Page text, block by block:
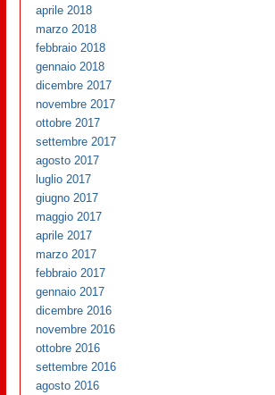
aprile 2018
marzo 2018
febbraio 2018
gennaio 2018
dicembre 2017
novembre 2017
ottobre 2017
settembre 2017
agosto 2017
luglio 2017
giugno 2017
maggio 2017
aprile 2017
marzo 2017
febbraio 2017
gennaio 2017
dicembre 2016
novembre 2016
ottobre 2016
settembre 2016
agosto 2016